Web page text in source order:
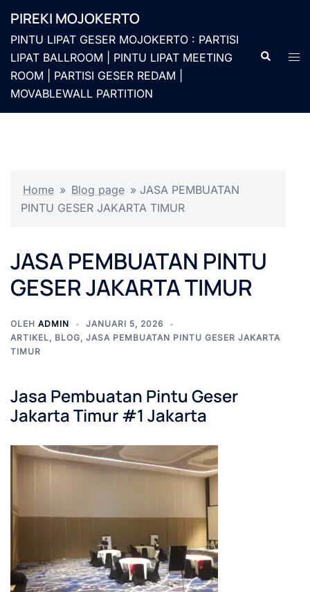
kePIREKI MOJOKERTO
PINTU LIPAT GESER MOJOKERTO : PARTISI
LIPAT BALLROOM | PINTU LIPAT MEETING
ROOM | PARTISI GESER REDAM |
MOVABLEWALL PARTITION
Cari
Home » Blog page » JASA PEMBUATAN
PINTU GESER JAKARTA TIMUR
JASA PEMBUATAN PINTU
GESER JAKARTA TIMUR
OLEH ADMIN
JANUARI 5, 2026
ARTIKEL, BLOG, JASA PEMBUATAN PINTU GESER JAKARTA
TIMUR
Jasa Pembuatan Pintu Geser
Jakarta Timur #1 Jakarta